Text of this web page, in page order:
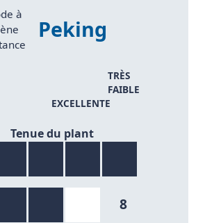
à
Peking
TRÈS
FAIBLE
EXCELLENTE
Tenue du plant
8